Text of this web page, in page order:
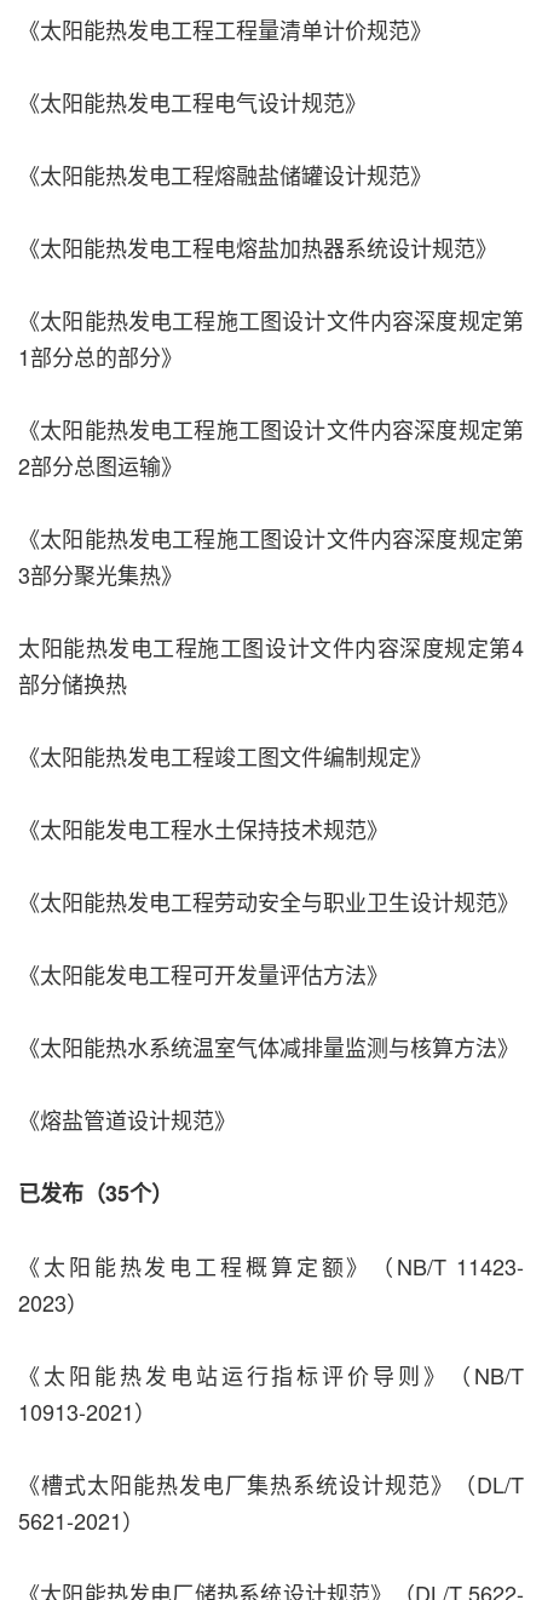
《太阳能热发电工程工程量清单计价规范》
《太阳能热发电工程电气设计规范》
《太阳能热发电工程熔融盐储罐设计规范》
《太阳能热发电工程电熔盐加热器系统设计规范》
《太阳能热发电工程施工图设计文件内容深度规定第
1部分总的部分》
《太阳能热发电工程施工图设计文件内容深度规定第
2部分总图运输》
《太阳能热发电工程施工图设计文件内容深度规定第
3部分聚光集热》
太阳能热发电工程施工图设计文件内容深度规定第4
部分储换热
《太阳能热发电工程竣工图文件编制规定》
《太阳能发电工程水土保持技术规范》
《太阳能热发电工程劳动安全与职业卫生设计规范》
《太阳能发电工程可开发量评估方法》
《太阳能热水系统温室气体减排量监测与核算方法》
《熔盐管道设计规范》
已发布（35个）
《太阳能热发电工程概算定额》（NB/T 11423-
2023）
《太阳能热发电站运行指标评价导则》（NB/T
10913-2021）
《槽式太阳能热发电厂集热系统设计规范》（DL/T
5621-2021）
《太阳能热发电厂储热系统设计规范》（DL/T 5622-